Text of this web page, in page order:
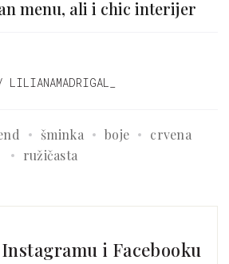
menu, ali i chic interijer
šminka boje
crvena
ružičasta
i Facebooku